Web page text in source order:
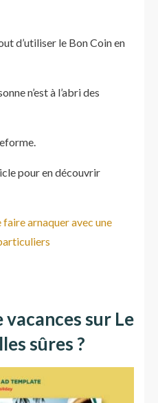
d’utiliser le Bon Coin en
n’est à l’abri des
pour en découvrir
faire arnaquer avec une
sur Le
sûres ?